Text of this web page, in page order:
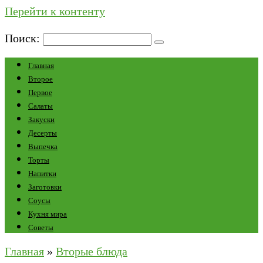
Перейти к контенту
Поиск:
Главная
Второе
Первое
Салаты
Закуски
Десерты
Выпечка
Торты
Напитки
Заготовки
Соусы
Кухня мира
Советы
Главная » Вторые блюда